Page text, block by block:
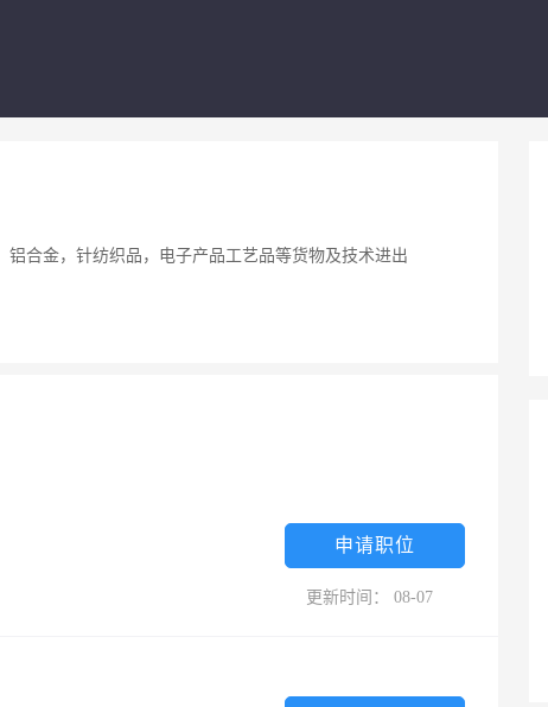
铝合金，针纺织品，电子产品工艺品等货物及技术进出
申请职位
更新时间： 08-07